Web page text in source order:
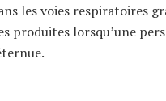
les voies respiratoires
produites lorsqu’une